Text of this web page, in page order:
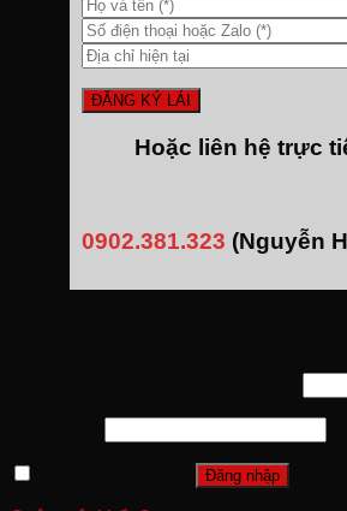
Hoặc liên hệ trực
0902.381.323 (Nguyễn
Đăng nhập